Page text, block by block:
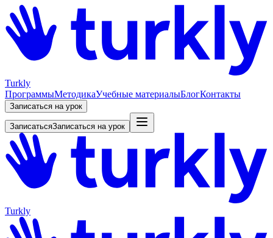
Turkly
ПрограммыМетодикаУчебные материалыБлогКонтакты
Записаться на урок
ЗаписатьсяЗаписаться на урок
Turkly